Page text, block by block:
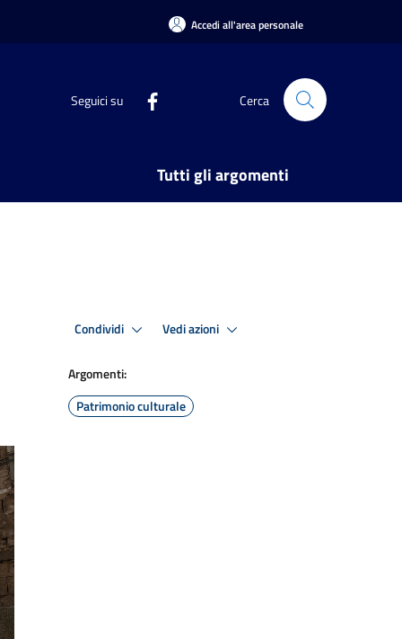
Accedi all'area personale
Seguici su Cerca
Tutti gli argomenti
Condividi Vedi azioni
Argomenti:
Patrimonio culturale